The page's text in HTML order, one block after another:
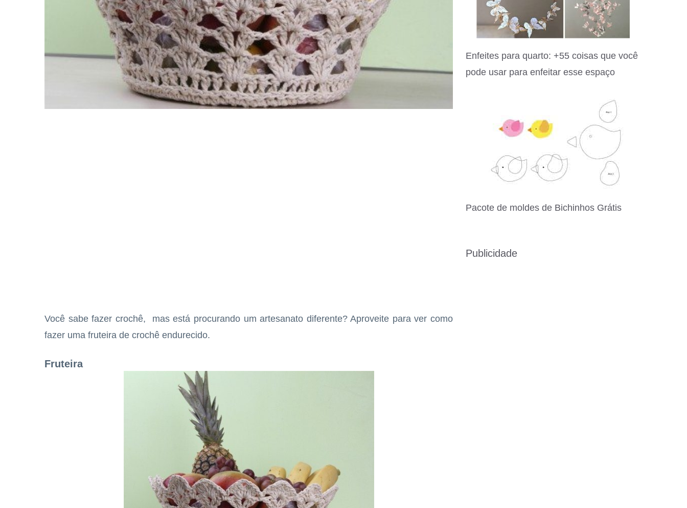
Você sabe fazer crochê, mas está procurando um artesanato diferente? Aproveite para ver como
fazer uma fruteira de crochê endurecido.
Fruteira
Enfeites para quarto: +55 coisas que você
pode usar para enfeitar esse espaço
Pacote de moldes de Bichinhos Grátis
Publicidade